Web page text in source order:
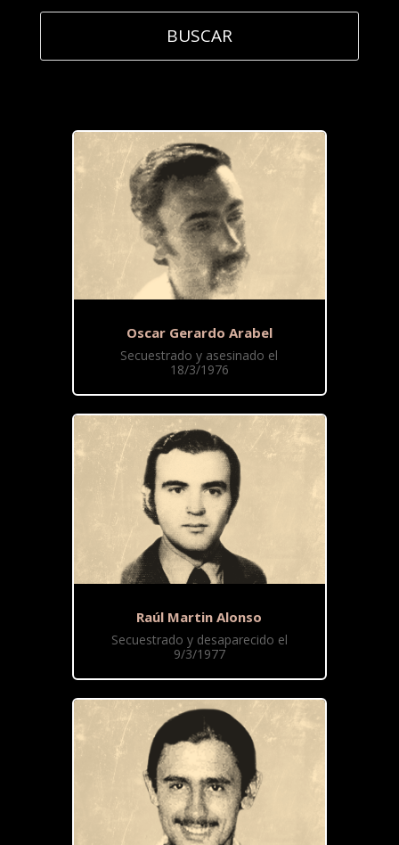
Oscar Gerardo Arabel
Secuestrado y asesinado el
18/3/1976
Raúl Martin Alonso
Secuestrado y desaparecido el
9/3/1977